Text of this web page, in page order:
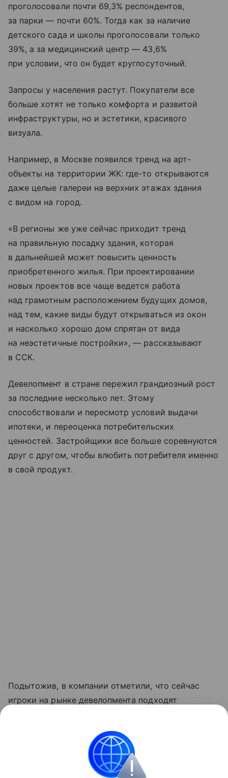
проголосовали почти 69,3% респондентов,
за парки — почти 60%. Тогда как за наличие
детского сада и школы проголосовали только
39%, а за медицинский центр — 43,6%
при условии, что он будет круглосуточный.
Запросы у населения растут. Покупатели все
больше хотят не только комфорта и развитой
инфраструктуры, но и эстетики, красивого
визуала.
Например, в Москве появился тренд на арт-
объекты на территории ЖК: где-то открываются
даже целые галереи на верхних этажах здания
с видом на город.
«В регионы же уже сейчас приходит тренд
на правильную посадку здания, которая
в дальнейшей может повысить ценность
приобретенного жилья. При проектировании
новых проектов все чаще ведется работа
над грамотным расположением будущих домов,
над тем, какие виды будут открываться из окон
и насколько хорошо дом спрятан от вида
на неэстетичные постройки», — рассказывают
в ССК.
Девелопмент в стране пережил грандиозный рост
за последние несколько лет. Этому
способствовали и пересмотр условий выдачи
ипотеки, и переоценка потребительских
ценностей. Застройщики все больше соревнуются
друг с другом, чтобы влюбить потребителя именно
в свой продукт.
Подытожив, в компании отметили, что сейчас
игроки на рынке девелопмента подходят
продуманная архитектура, уникальные
стилистические решения — это ключ
к лояльности покупателя и ключевой фактор